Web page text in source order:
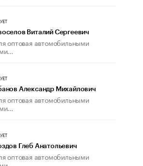
стареет иначе». Как живет глава
Виталий Сергеевич
оптовая автомобильными
Александр Михайлович
оптовая автомобильными
Глеб Анатольевич
оптовая автомобильными